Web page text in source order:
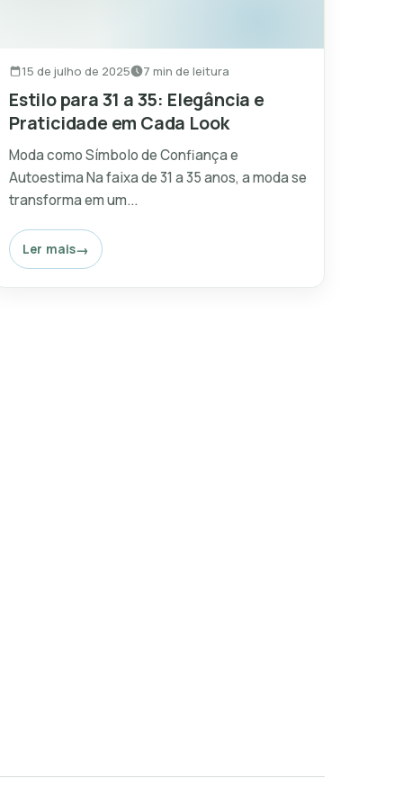
15 de julho de 2025 7 min de leitura
Estilo para 31 a 35: Elegância e
Praticidade em Cada Look
Moda como Símbolo de Confiança e
Autoestima Na faixa de 31 a 35 anos, a moda se
transforma em um...
Ler mais